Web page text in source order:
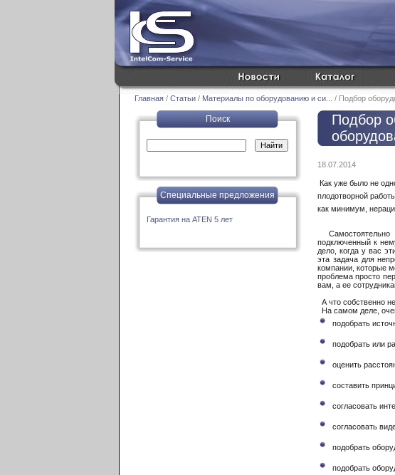
Главная / Статьи / Материалы по оборудованию и си... / Подбор
Поиск
Специальные предложения
Гарантия на ATEN 5 лет
Подбор
18.07.2014
Как уже было не
плодотворной
как минимум,
Самостоятельно
подключенный к
дело, когда у вас
эта задача для
компании, которые
проблема просто
вам, а ее
А что собственно
На самом деле,
подобрать
подобрать или
оценить
составить
согласовать
согласовать
подобрать
подобрать